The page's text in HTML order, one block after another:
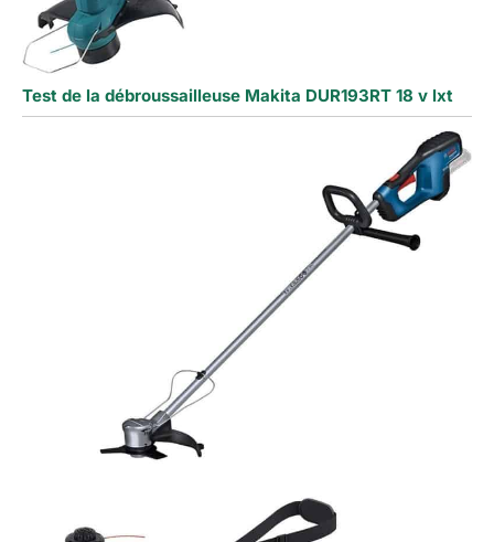
Test de la débroussailleuse Makita DUR193RT 18 v lxt